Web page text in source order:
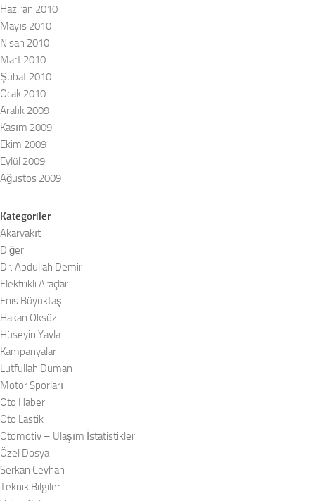
Haziran 2010
Mayıs 2010
Nisan 2010
Mart 2010
Şubat 2010
Ocak 2010
Aralık 2009
Kasım 2009
Ekim 2009
Eylül 2009
Ağustos 2009
Kategoriler
Akaryakıt
Diğer
Dr. Abdullah Demir
Elektrikli Araçlar
Enis Büyüktaş
Hakan Öksüz
Hüseyin Yayla
Kampanyalar
Lutfullah Duman
Motor Sporları
Oto Haber
Oto Lastik
Otomotiv – Ulaşım İstatistikleri
Özel Dosya
Serkan Ceyhan
Teknik Bilgiler